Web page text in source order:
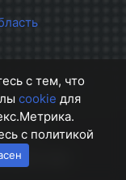
нам
с тем, что
cookie для
с политикой